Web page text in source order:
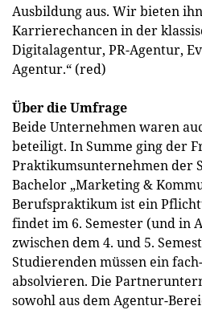
Ausbildung aus. Wir bieten
Karrierechancen in der
Digitalagentur, PR-Agentur,
Agentur.“ (red)
Über die Umfrage
Beide Unternehmen waren
beteiligt. In Summe ging der
Praktikumsunternehmen der
Bachelor „Marketing &
Berufspraktikum ist ein
findet im 6. Semester (und in
zwischen dem 4. und 5.
Studierenden müssen ein
absolvieren. Die
sowohl aus dem Agentur-